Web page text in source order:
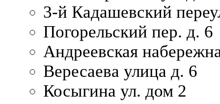
3-й Кадашевский
Погорельский пер. д. 6
Андреевская
Вересаева улица д. 6
Косыгина ул. дом 2